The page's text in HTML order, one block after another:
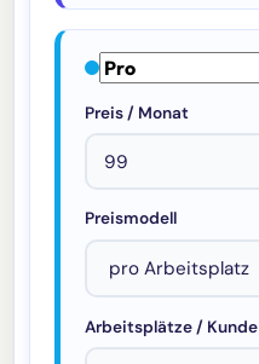
Preis / Monat
Preismodell
Arbeitsplätze / Kunde